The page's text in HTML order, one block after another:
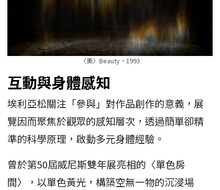
〈美〉Beauty，1993
互動與身體感知
埃利亞松關注「參與」對作品創作的意義，展
覽因而聚焦於觀眾的感知層次，透過簡單卻精
準的科學原理，啟動多元身體經驗。
曾於第50屆威尼斯雙年展亮相的〈單色房
間〉，以單色黃光，構築空無一物的沉浸場